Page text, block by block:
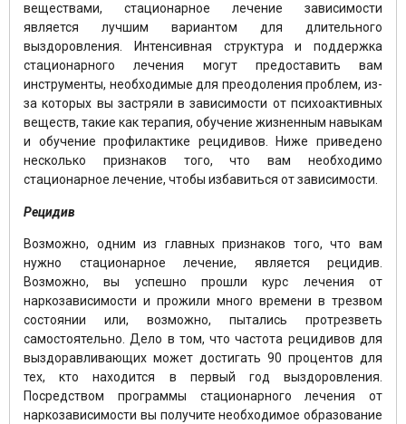
веществами, стационарное лечение зависимости
является лучшим вариантом для длительного
выздоровления. Интенсивная структура и поддержка
стационарного лечения могут предоставить вам
инструменты, необходимые для преодоления проблем, из-
за которых вы застряли в зависимости от психоактивных
веществ, такие как терапия, обучение жизненным навыкам
и обучение профилактике рецидивов. Ниже приведено
несколько признаков того, что вам необходимо
стационарное лечение, чтобы избавиться от зависимости.
Рецидив
Возможно, одним из главных признаков того, что вам
нужно стационарное лечение, является рецидив.
Возможно, вы успешно прошли курс лечения от
наркозависимости и прожили много времени в трезвом
состоянии или, возможно, пытались протрезветь
самостоятельно. Дело в том, что частота рецидивов для
выздоравливающих может достигать 90 процентов для
тех, кто находится в первый год выздоровления.
Посредством программы стационарного лечения от
наркозависимости вы получите необходимое образование